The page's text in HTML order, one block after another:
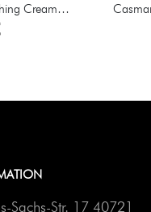
Casmara Balancing Nourishing Cream 50 ml
Sachs-Str. 17 40721